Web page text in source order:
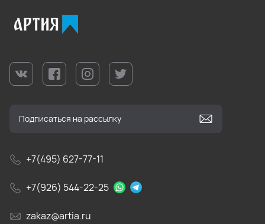
+7(495) 627-77-11
+7(926) 544-22-25
zakaz@artia.ru